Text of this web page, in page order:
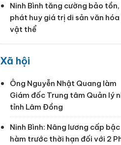
Ninh Bình tăng cường bảo tồn,
phát huy giá trị di sản văn hóa
vật thể
Xã hội
Ông Nguyễn Nhật Quang làm
Giám đốc Trung tâm Quản lý
tỉnh Lâm Đồng
Ninh Bình: Nâng lương cấp bậc
hàm trước thời hạn đối với 2